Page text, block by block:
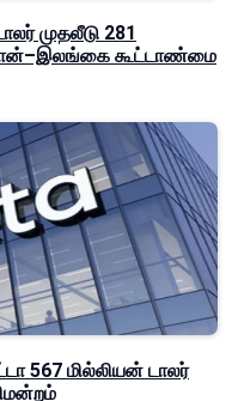
முதலீடு 281
கூட்டாண்மை
567 மில்லியன் டாலர்